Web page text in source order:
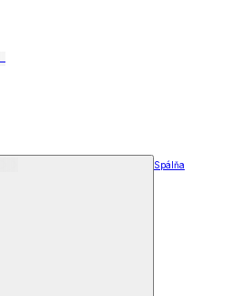
Spálňa